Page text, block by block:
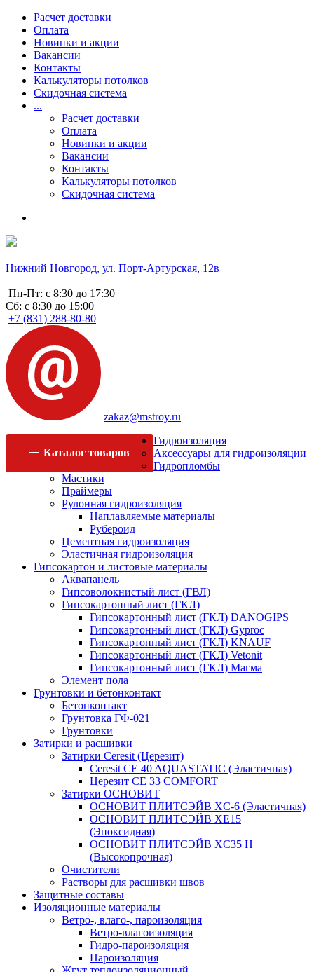
Расчет доставки
Оплата
Новинки и акции
Вакансии
Контакты
Калькуляторы потолков
Скидочная система
...
Расчет доставки
Оплата
Новинки и акции
Вакансии
Контакты
Калькуляторы потолков
Скидочная система
Нижний Новгород, ул. Порт-Артурская, 12в
Пн-Пт: с 8:30 до 17:30
Сб: с 8:30 до 15:00
+7 (831) 288-80-80
zakaz@mstroy.ru
Каталог товаров
Гидроизоляция
Аксессуары для гидроизоляции
Гидропломбы
Мастики
Праймеры
Рулонная гидроизоляция
Наплавляемые материалы
Рубероид
Цементная гидроизоляция
Эластичная гидроизоляция
Гипсокартон и листовые материалы
Аквапанель
Гипсоволокнистый лист (ГВЛ)
Гипсокартонный лист (ГКЛ)
Гипсокартонный лист (ГКЛ) DANOGIPS
Гипсокартонный лист (ГКЛ) Gyproc
Гипсокартонный лист (ГКЛ) KNAUF
Гипсокартонный лист (ГКЛ) Vetonit
Гипсокартонный лист (ГКЛ) Магма
Элемент пола
Грунтовки и бетонконтакт
Бетонконтакт
Грунтовка ГФ-021
Грунтовки
Затирки и расшивки
Затирки Ceresit (Церезит)
Ceresit CE 40 AQUASTATIC (Эластичная)
Церезит CE 33 COMFORT
Затирки ОСНОВИТ
ОСНОВИТ ПЛИТСЭЙВ XC-6 (Эластичная)
ОСНОВИТ ПЛИТСЭЙВ XЕ15
(Эпоксидная)
ОСНОВИТ ПЛИТСЭЙВ XС35 Н
(Высокопрочная)
Очистители
Растворы для расшивки швов
Защитные составы
Изоляционные материалы
Ветро-, влаго-, пароизоляция
Ветро-влагоизоляция
Гидро-пароизоляция
Пароизоляция